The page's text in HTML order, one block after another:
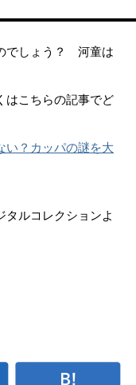
でしょう？ 河童は
はこちらの記事でど
い？カッパの謎を大
タルコレクションよ